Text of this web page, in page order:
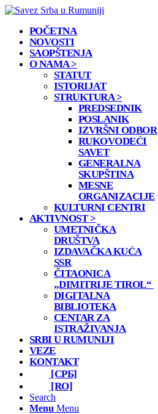
POČETNA
NOVOSTI
SAOPŠTENJA
O NAMA >
STATUT
ISTORIJAT
STRUKTURA >
PREDSEDNIK
POSLANIK
IZVRŠNI ODBOR
RUKOVODEĆI
SAVET
GENERALNA
SKUPŠTINA
MESNE
ORGANIZACIJE
KULTURNI CENTRI
AKTIVNOST >
UMETNIČKA
DRUŠTVA
IZDAVAČKA KUĆA
SSR
ČITAONICA
„DIMITRIJE TIROL“
DIGITALNA
BIBLIOTEKA
CENTAR ZA
ISTRAŽIVANJA
SRBI U RUMUNIJI
VEZE
KONTAKT
[СРБ]
[RO]
Search
Menu Menu